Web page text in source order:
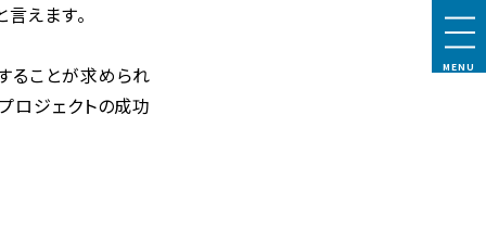
えます。
ることが求められ
ロジェクトの成功
MENU